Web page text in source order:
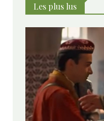
Les plus lus